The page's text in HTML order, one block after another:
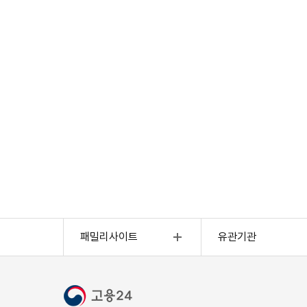
패밀리사이트
외국인고용(외국인전용)
고용행정통계
유관기관
4대사회보험정보연
근로복지공단